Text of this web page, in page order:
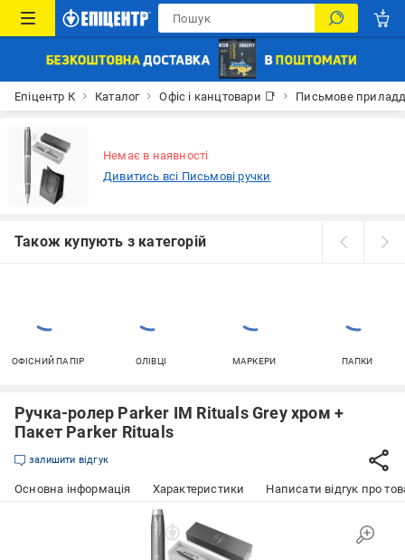
Епіцентр К Каталог Офіс і канцтовари 📑 Письмове
Немає в наявності
Дивитись всі Письмові ручки
Також купують з категорій
ОФІСНИЙ ПАПІР ОЛІВЦІ МАРКЕРИ ПАПКИ
Ручка-ролер Parker IM Rituals Grey хром +
Пакет Parker Rituals
залишити відгук
Основна інформація Характеристики Написати відгук про